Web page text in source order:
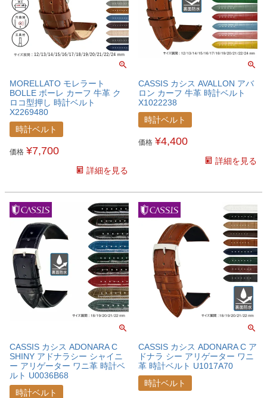
MORELLATO モレラート
BOLLE ボーレ カーフ 牛革 ク
ロコ型押し 時計ベルト
X2269480
時計ベルト
価格 ¥7,700
詳細を見る
CASSIS カシス AVALLON アバ
ロン カーフ 牛革 時計ベルト
X1022238
時計ベルト
価格 ¥4,400
詳細を見る
CASSIS カシス ADONARA C
SHINY アドナラシー シャイニ
ー アリゲーター ワニ革 時計ベ
ルト U0036B68
時計ベルト
CASSIS カシス ADONARA C ア
ドナラ シー アリゲーター ワニ
革 時計ベルト U1017A70
時計ベルト